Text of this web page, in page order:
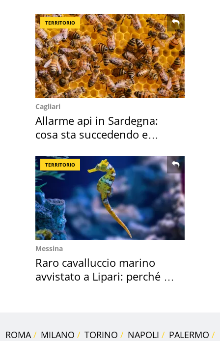
TERRITORIO
Cagliari
Allarme api in Sardegna:
cosa sta succedendo e
TERRITORIO
Messina
Raro cavalluccio marino
avvistato a Lipari: perché è
ROMA MILANO TORINO NAPOLI
PALERMO